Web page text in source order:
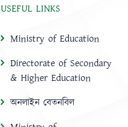
USEFUL LINKS
Ministry of Education
Directorate of Secondary
& Higher Education
অনলাইন বেতনবিল